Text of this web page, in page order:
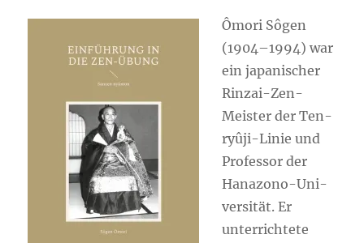
Ômo­ri Sôgen
(1904–1994) war
ein japa­ni­scher
Rin­zai-Zen-
Meis­ter der Ten­
ryû­ji-Linie und
Pro­fes­sor der
Hana­zo­no-Uni­
ver­si­tät. Er
unter­rich­te­te